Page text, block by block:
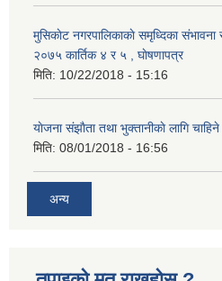
मुसिकाेट नगरपालिकाकाे समृध्दिका
२०७५ कार्तिक ४ र ५ , घाेषणापत्र
मिति: 10/22/2018 - 15:16
याेजना संझाैता तथा भुक्तानीकाे लागि
मिति: 08/01/2018 - 16:56
अन्य